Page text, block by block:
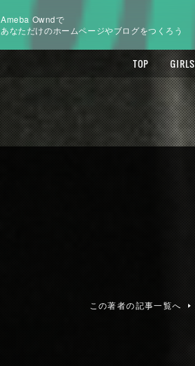
Ameba Owndで
あなただけのホームページやブログをつくろう
TOP GIRLS
この著者の記事一覧へ